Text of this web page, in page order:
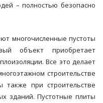
– полностью безопасно
многочисленные пустоты
объект приобретает
Все это делает
строительстве
также при строительстве
зданий. Пустотные плиты